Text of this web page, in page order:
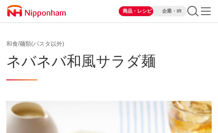
商品・レシピ 企業・IR
和食/麺類(パスタ以外)
ネバネバ和風サラダ麺